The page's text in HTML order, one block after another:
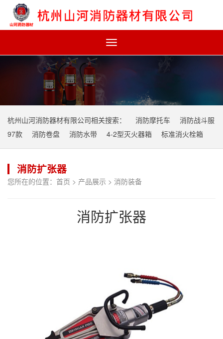
Toggle
杭州山河消防器材有限公司相关搜索： 消防摩托车
消防战斗服
97款
消防卷盘 消防水带 4-2型灭火器箱 标准消火栓箱
消防扩张器
您所在的位置： 首页 > 产品展示 > 消防装备
消防扩张器